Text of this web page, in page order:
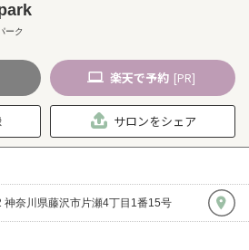
ーク
楽天で予約 [PR]
サロンをシェア
神奈川県藤沢市片瀬4丁目1番15号